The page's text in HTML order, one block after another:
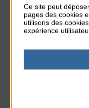
du 3 Août au 7 Août
Plage du passous
Ce site peut
pages des cookies
utilisons des
expérience